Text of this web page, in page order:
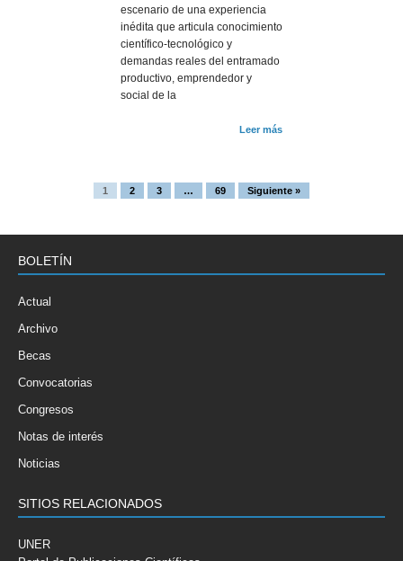
escenario de una experiencia
inédita que articula conocimiento
científico-tecnológico y
demandas reales del entramado
productivo, emprendedor y
social de la
Leer más
1 2 3 … 69 Siguiente »
BOLETÍN
Actual
Archivo
Becas
Convocatorias
Congresos
Notas de interés
Noticias
SITIOS RELACIONADOS
UNER